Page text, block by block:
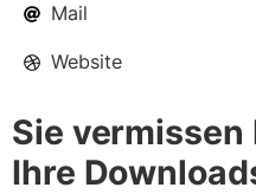
Mail
Website
Sie
Ihre